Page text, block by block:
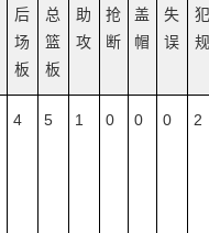
后
场
板
总
篮
板
助
攻
抢
断
盖
帽
失
误
4 5 1 0 0 0 2